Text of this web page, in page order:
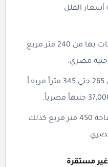
أسعار الفلل
فلل توين هاوس تبدأ المساحات بها من 240 متر مربع
فيلات مستقلة بمساحات من 265 حتي 345 متراً مربعاً
فلل مستقلة One Story بمساحة 450 متر مربع كذلك
مستقرة